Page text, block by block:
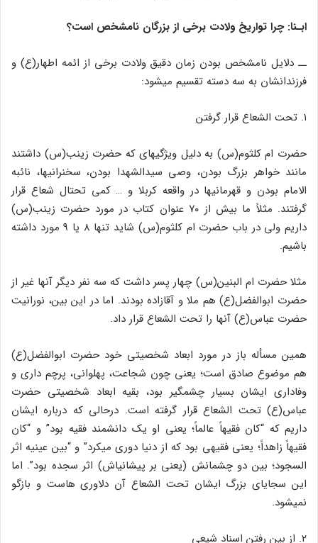
ابـنا: چرا تواریخ ولادت برخی از بزرگان نامشخص است؟
ــ دلایل نامشخص بودن زمان دقیق ولادت برخی از ائمه اطهار(ع) و
فرزندانشان به سه دسته تقسیم می‎شود:
۱. تحت الشعاع قرار گرفتن
حضرت ام کلثوم(س) به دلیل ویژگی‎های که حضرت زینب(س) داشتند
مانند خواهر بزرگ بودن، وصی سیدالشهدا بودن، سخنرانی‎ها، نائبه
الامام بودن و قهرمانی‏ها در واقعه کربلا و … کمی تحتال شعاع قرار
گرفتند. مثلاً ما بیش از ۷۰ عنوان کتاب در مورد حضرت زینب(س)
داریم ولی در باب حضرت ام کلثوم(س) شاید تنها ۸ یا ۹ مورد داشته
باشیم.
مثلا حضرت ام البنین(س) چهار پسر داشت که سه نفر دیگر آنها غیر از
حضرت ابوالفضل(ع) هم ملا و آقازاده بودند. اما در این بین، نورانیت
حضرت عباس(ع) آنها را تحت الشعاع قرار داد.
همین مسأله باز در مورد ابعاد شخصیتی خود حضرت ابوالفضل(ع)
هم موضوع صادق است؛ یعنی چون شجاعت، پهلوانی، پرچم داری و
وفاداری ایشان بسیار چشمگیر بود، بقیه ابعاد شخصیتی حضرت
عباس(ع) تحت الشعاع قرار گرفته است. درحالی که درباره ایشان
داریم که “کان فقیهاً عالماً؛ یعنی او یک دانشمند فقیه بود” و “کان
فقیهاً زاهداً؛ یعنی فقیهی بود که از دنیا دوری می‏کرد” و “بین عینیه اثر
السجود؛ بین دو چشمانش (یعنی بر پیشانی‎اش) اثر سجده بود”. اما
این سجایای بزرگ ایشان تحت الشعاع آن دلاوری هاست و بازگو
نمی‏شود.
۲. از بین رفتن اسناد شیعی